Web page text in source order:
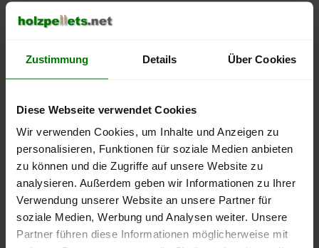
Zustimmung Details Über Cookies
Diese Webseite verwendet Cookies
Wir verwenden Cookies, um Inhalte und Anzeigen zu
personalisieren, Funktionen für soziale Medien anbieten
zu können und die Zugriffe auf unsere Website zu
analysieren. Außerdem geben wir Informationen zu Ihrer
Verwendung unserer Website an unsere Partner für
soziale Medien, Werbung und Analysen weiter. Unsere
Partner führen diese Informationen möglicherweise mit
lose Ware Sackware
September
2025
Januar
Mai
250 €
300 €
450 €
500 €